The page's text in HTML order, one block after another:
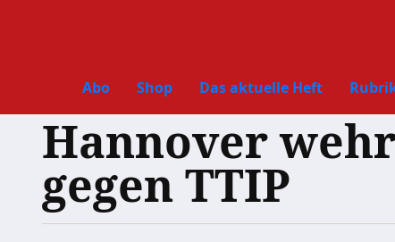
Abo Shop Das aktuelle Heft
Hannover
gegen TTIP